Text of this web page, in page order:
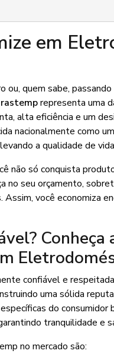
em
quem sabe,
representa uma
alta eficiência e um
nacionalmente como
a qualidade de
não só conquista
no seu orçamento,
você economiza
confiável e
uma sólida
do
tranquilidade e
no mercado são: